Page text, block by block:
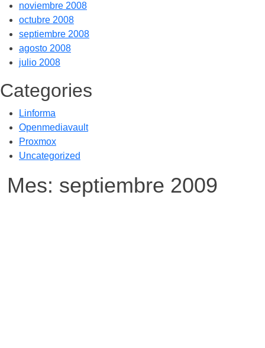
noviembre 2008
octubre 2008
septiembre 2008
agosto 2008
julio 2008
Categories
Linforma
Openmediavault
Proxmox
Uncategorized
Mes: septiembre 2009